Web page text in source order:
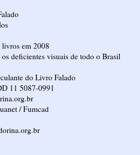
livros em 2008
deficientes visuais de todo o Brasil
do Livro Falado
11 5087-0991
/ Fumcad